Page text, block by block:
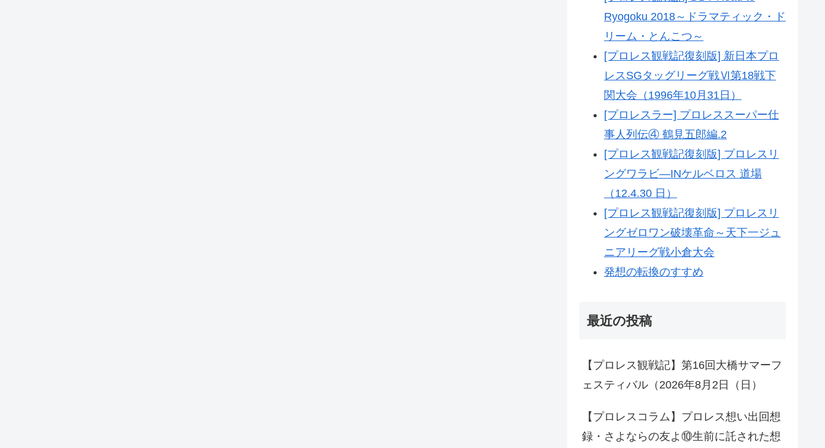
Ryogoku 2018～ドラマティック・ド
リーム・とんこつ～
[プロレス観戦記復刻版] 新日本プロ
レスSGタッグリーグ戦Ⅵ第18戦下
関大会（1996年10月31日）
[プロレスラー] プロレススーパー仕
事人列伝④ 鶴見五郎編.2
[プロレス観戦記復刻版] プロレスリ
ングワラビ―INケルベロス 道場
（12.4.30 日）
[プロレス観戦記復刻版] プロレスリ
ングゼロワン破壊革命～天下一ジュ
ニアリーグ戦小倉大会
発想の転換のすすめ
最近の投稿
【プロレス観戦記】第16回大橋サマーフ
ェスティバル（2026年8月2日（日）
【プロレスコラム】プロレス想い出回想
録・さよならの友よ⑩生前に託された想